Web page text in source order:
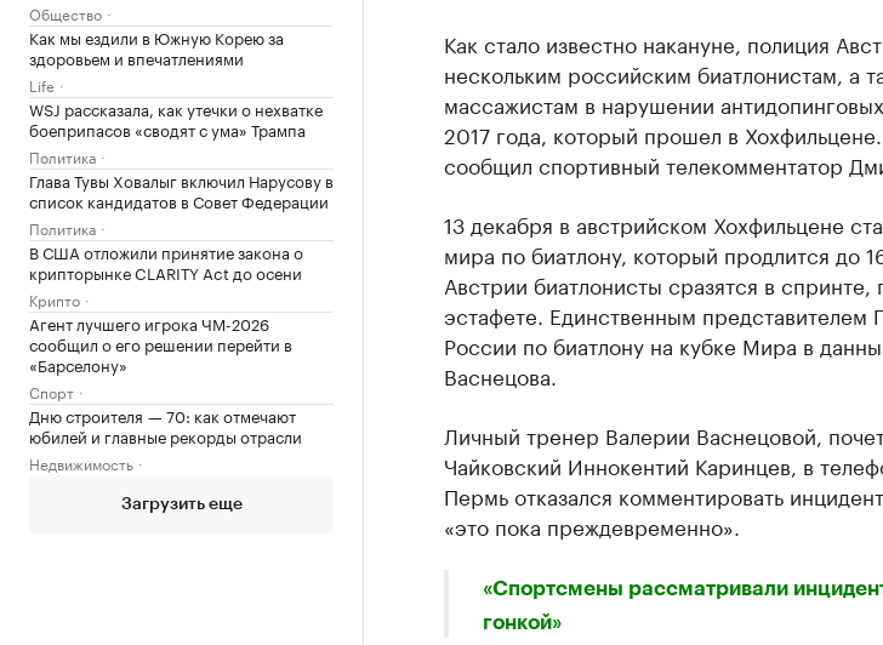
Общество
Как мы ездили в Южную Корею за
здоровьем и впечатлениями
Life
WSJ рассказала, как утечки о нехватке
боеприпасов «сводят с ума» Трампа
Политика
Глава Тувы Ховалыг включил Нарусову в
список кандидатов в Совет Федерации
Политика
В США отложили принятие закона о
крипторынке CLARITY Act до осени
Крипто
Агент лучшего игрока ЧМ-2026
сообщил о его решении перейти в
«Барселону»
Спорт
Дню строителя — 70: как отмечают
юбилей и главные рекорды отрасли
Недвижимость
Загрузить еще
Как стало известно накануне, полиция
нескольким российским биатлонистам, а
массажистам в нарушении
2017 года, который прошел в
сообщил спортивный телекомментатор
13 декабря в австрийском Хохфильцене
мира по биатлону, который продлится до
Австрии биатлонисты сразятся в спринте,
эстафете. Единственным представителем
России по биатлону на кубке Мира в
Васнецова.
Личный тренер Валерии Васнецовой,
Чайковский Иннокентий Каринцев, в
Пермь отказался комментировать
«это пока преждевременно».
«Спортсмены рассматривали
гонкой»